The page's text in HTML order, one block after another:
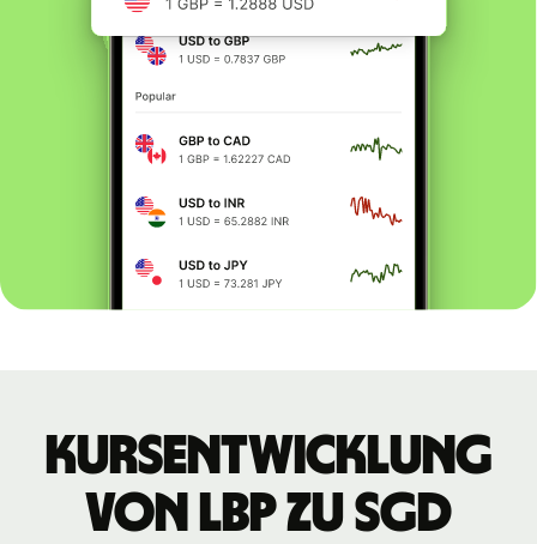
Kursentwicklung
von LBP zu SGD